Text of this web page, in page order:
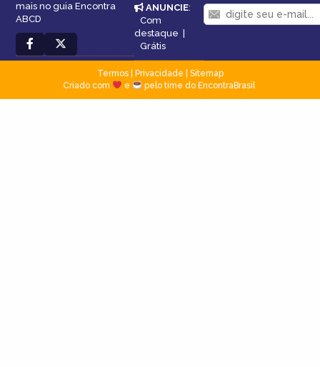
mais no guia Encontra
ABCD
ANUNCIE:
Com
destaque
Grátis
Termos| Privacidade
Sitemap
Criado com
e pelo time do EncontraBrasil